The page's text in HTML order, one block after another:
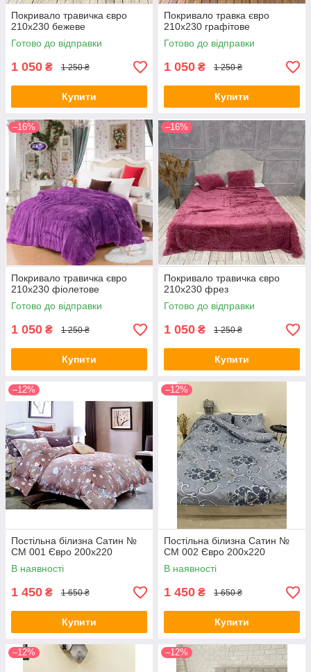
Покривало травичка євро
210х230 бежеве
Готово до відправки
1 050 ₴ 1 250 ₴
Купити
Покривало травка євро
210х230 графітове
Готово до відправки
1 050 ₴ 1 250 ₴
Купити
–16%
Покривало травичка євро
210х230 фіолетове
Готово до відправки
1 050 ₴ 1 250 ₴
Купити
–16%
Покривало травичка євро
210х230 фрез
Готово до відправки
1 050 ₴ 1 250 ₴
Купити
–12%
Постільна білизна Сатин №
СМ 001 Євро 200х220
В наявності
1 450 ₴ 1 650 ₴
Купити
–12%
Постільна білизна Сатин №
СМ 002 Євро 200х220
В наявності
1 450 ₴ 1 650 ₴
Купити
–12% –12%